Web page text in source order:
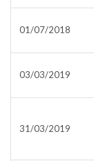
01/07/2018
03/03/2019
31/03/2019